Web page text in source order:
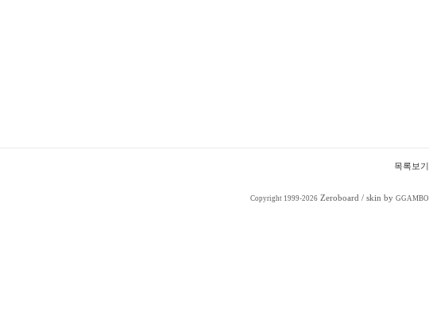
목록보기
Copyright 1999-2026 Zeroboard / skin by GGAMBO